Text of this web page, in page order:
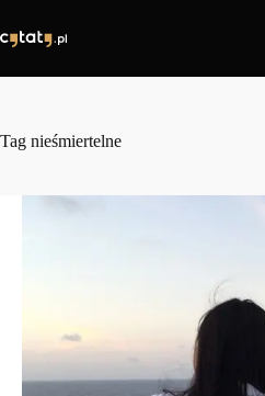
treści
Tag nieśmiertelne